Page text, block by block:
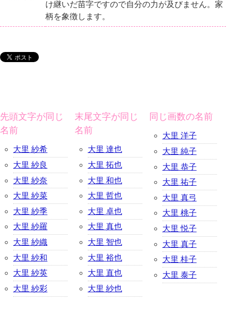
け継いだ苗字ですので自分の力が及びません。家
柄を象徴します。
先頭文字が同じ
名前
大里 紗希
大里 紗良
大里 紗奈
大里 紗菜
大里 紗季
大里 紗羅
大里 紗織
大里 紗和
大里 紗英
大里 紗彩
末尾文字が同じ
名前
大里 達也
大里 拓也
大里 和也
大里 哲也
大里 卓也
大里 真也
大里 智也
大里 裕也
大里 直也
大里 紗也
同じ画数の名前
大里 洋子
大里 純子
大里 恭子
大里 祐子
大里 真弓
大里 桃子
大里 悦子
大里 真子
大里 桂子
大里 泰子